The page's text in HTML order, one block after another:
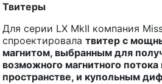
Твитеры
Для серии LX MkII компания
спроектировала твитер с
магнитом, выбранным для
возможного магнитного
пространстве, и купольным